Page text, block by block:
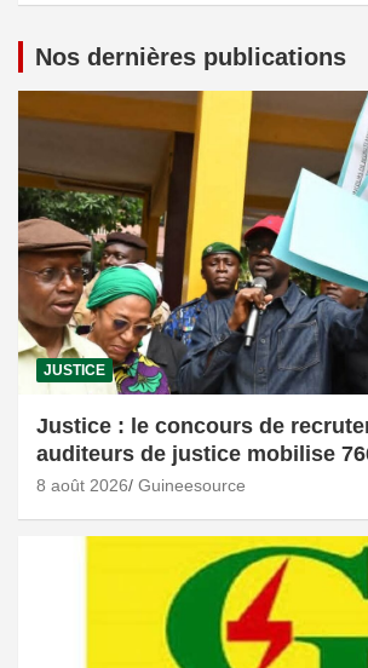
Nos dernières publications
JUSTICE
Justice : le concours de
auditeurs de justice mobilise
8 août 2026 Guineesource